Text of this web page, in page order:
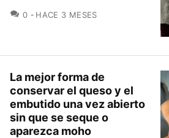
0 COMENTARIOS
HACE 3 MESES
La mejor forma de
conservar el queso y el
embutido una vez abierto
sin que se seque o
aparezca moho